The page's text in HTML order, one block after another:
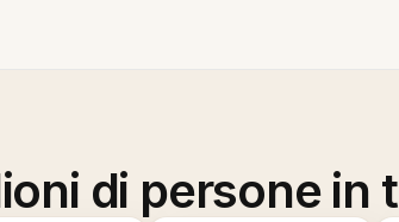
di persone in